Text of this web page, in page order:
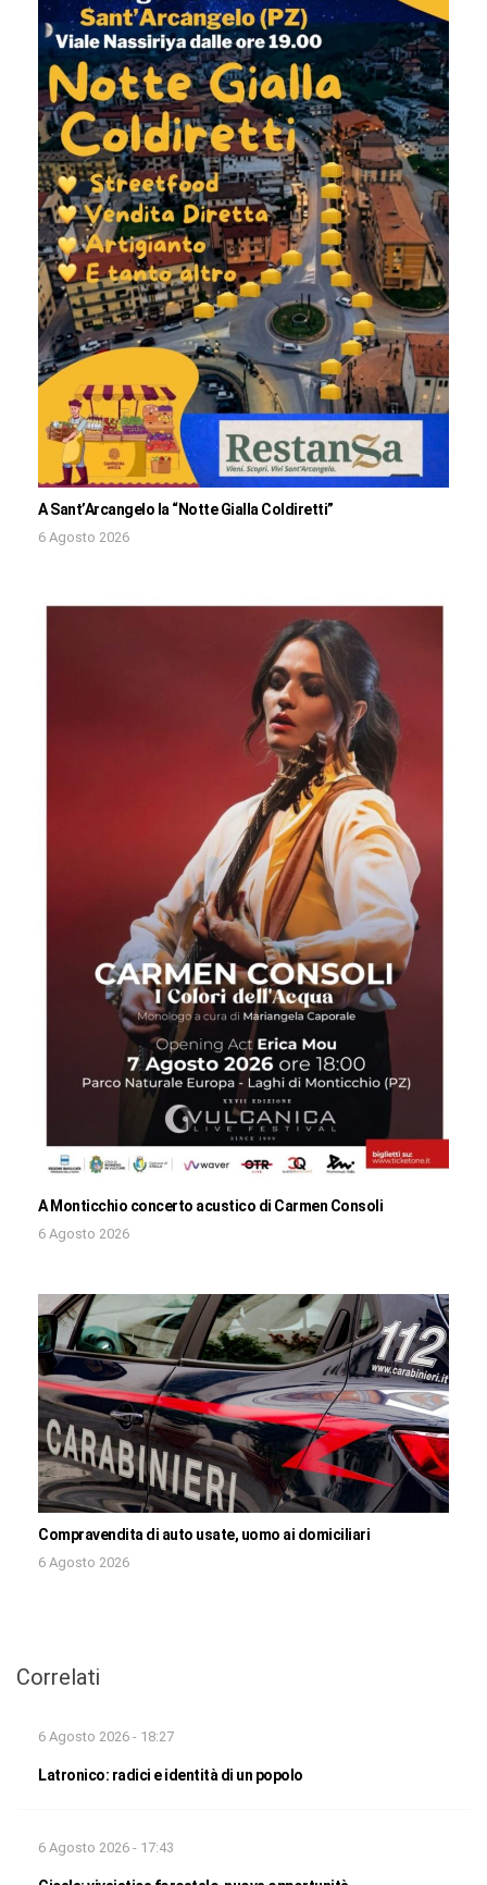
A Sant’Arcangelo la “Notte Gialla Coldiretti”
6 Agosto 2026
A Monticchio concerto acustico di Carmen Consoli
6 Agosto 2026
Compravendita di auto usate, uomo ai domiciliari
6 Agosto 2026
Correlati
6 Agosto 2026 - 18:27
Latronico: radici e identità di un popolo
6 Agosto 2026 - 17:43